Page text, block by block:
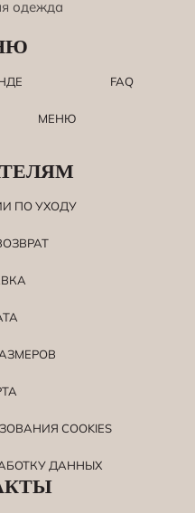
FAQ
МЕНЮ
ПО УХОДУ
СOOKIES
ДАННЫХ